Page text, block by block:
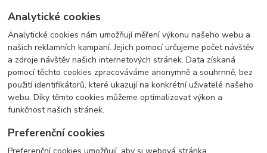
Analytické cookies
Analytické cookies nám umožňují měření výkonu našeho webu a
našich reklamních kampaní. Jejich pomocí určujeme počet návštěv
a zdroje návštěv našich internetových stránek. Data získaná
pomocí těchto cookies zpracováváme anonymně a souhrnně, bez
použití identifikátorů, které ukazují na konkrétní uživatelé našeho
webu. Díky těmto cookies můžeme optimalizovat výkon a
funkčnost našich stránek.
Preferenční cookies